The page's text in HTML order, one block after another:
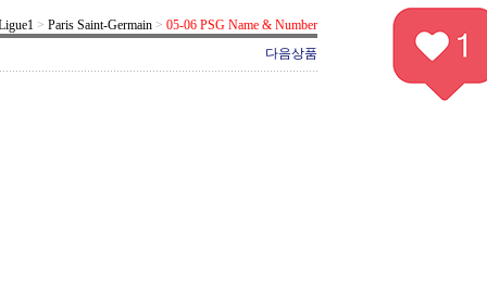
> Paris Saint-Germain > 05-06 PSG Name & Number
다음상품